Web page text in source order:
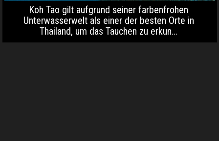
Koh Tao gilt aufgrund seiner farbenfrohen
Unterwasserwelt als einer der besten Orte in
Thailand, um das Tauchen zu erkun...